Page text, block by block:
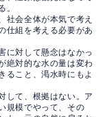
。
社会全体が本気で考え
仕組を考える必要があ
に対して懸念はなかっ
絶対的な水の量は変わ
ること、渇水時にもよ
して、根拠はない。ア
規模でやって、その